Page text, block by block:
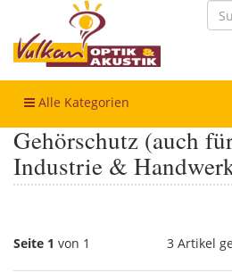
Alle Kategorien
Gehörschutz (auch
Industrie &
Seite 1 von 1 3 Artikel